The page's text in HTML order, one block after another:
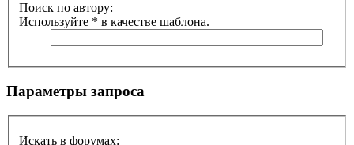
Поиск по автору:
Используйте * в качестве шаблона.
Параметры запроса
Искать в форумах: